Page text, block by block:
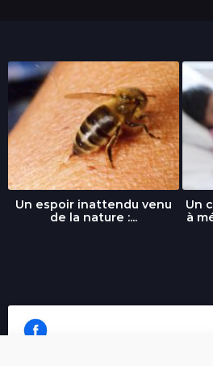
Un espoir inattendu venu
de la nature :...
Un
à